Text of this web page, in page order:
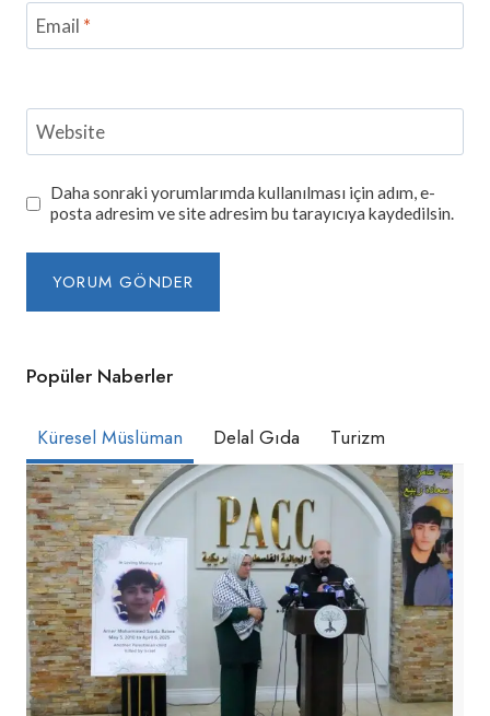
Email *
Website
Daha sonraki yorumlarımda kullanılması için adım, e-
posta adresim ve site adresim bu tarayıcıya kaydedilsin.
Popüler Naberler
Küresel Müslüman Delal Gıda Turizm